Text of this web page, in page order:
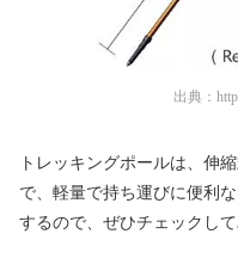
出典：
トレッキングポールは、伸
で、軽量で持ち運びに便利
するので、ぜひチェックして